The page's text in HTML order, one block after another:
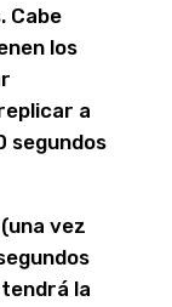
Cabe
los
a
segundos
vez
la